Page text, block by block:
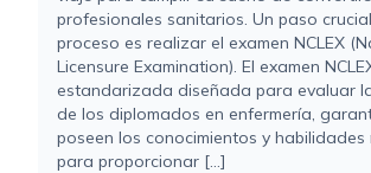
profesionales sanitarios. Un paso
proceso es realizar el examen NCLEX
Licensure Examination). El examen
estandarizada diseñada para evaluar
de los diplomados en enfermería,
poseen los conocimientos y habilidades
para proporcionar [...]